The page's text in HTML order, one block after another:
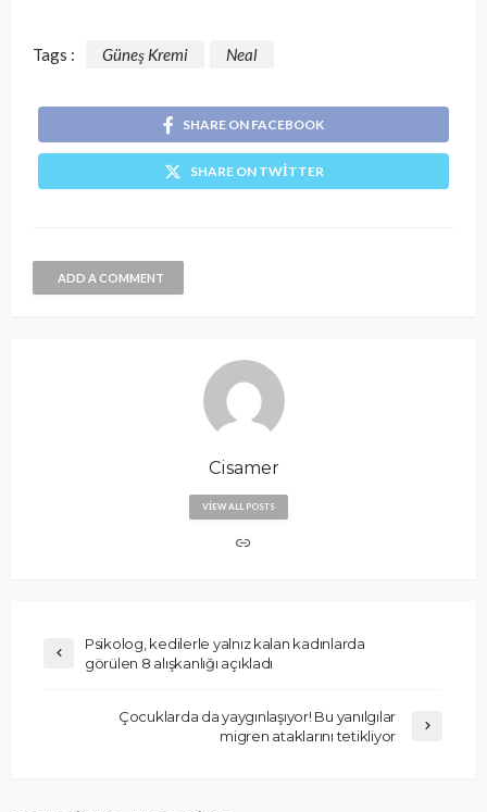
Tags : Güneş Kremi Neal
SHARE ON FACEBOOK
SHARE ON TWITTER
ADD A COMMENT
Cisamer
VIEW ALL POSTS
Psikolog, kedilerle yalnız kalan kadınlarda
görülen 8 alışkanlığı açıkladı
Çocuklarda da yaygınlaşıyor! Bu yanılgılar
migren ataklarını tetikliyor